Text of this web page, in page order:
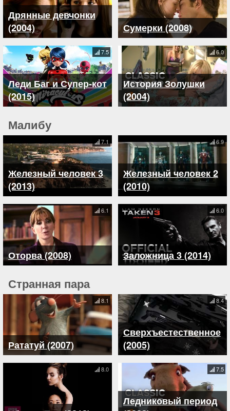
Дрянные девчонки
(2004)
Сумерки (2008)
Леди Баг и Супер-кот
(2015)
7.5
История Золушки
(2004)
6.0
Малибу
Железный человек 3
(2013)
7.1
Железный человек 2
(2010)
6.9
Оторва (2008)
6.1
Заложница 3 (2014)
6.0
Странная пара
Рататуй (2007)
8.1
Сверхъестественное
(2005)
8.4
8.0
Ледниковый период
7.5